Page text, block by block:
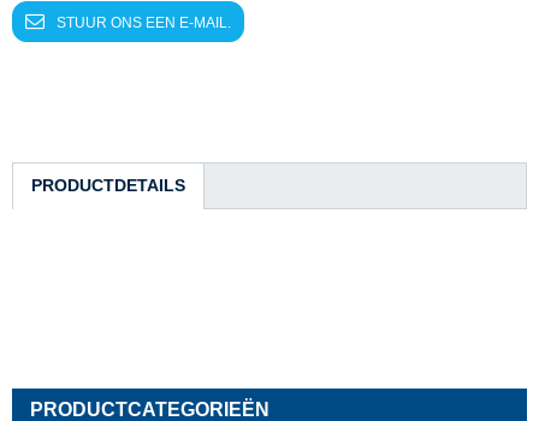
STUUR ONS EEN E-MAIL.
PRODUCTDETAILS
PRODUCTCATEGORIEËN